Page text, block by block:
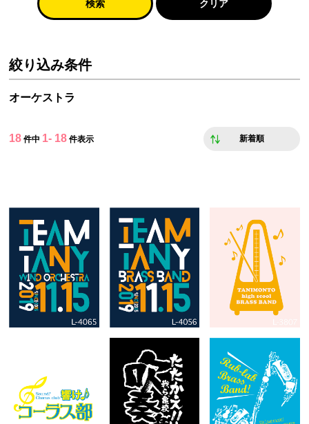
検索 クリア
絞り込み条件
オーケストラ
18 件中 1- 18 件表示 新着順